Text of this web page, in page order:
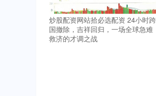
炒股配资网站拾必选配资 24小时跨
国撤除，吉祥回归，一场全球急难
救济的才调之战